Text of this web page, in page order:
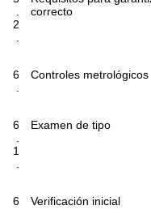
2
correcto
6
Controles metrológicos
6
1
Examen de tipo
6
Verificación inicial